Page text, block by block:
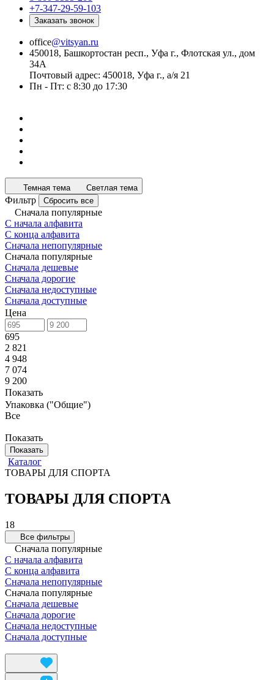
+7-347-29-59-103
Заказать звонок
office@vitsyan.ru
450018, Башкортостан респ., Уфа г., Флотская ул., дом
34А
Почтовый адрес: 450018, Уфа г., а/я 21
Пн - Пт: с 8:30 до 17:30
Темная тема Светлая тема
Фильтр Сбросить все
Сначала популярные
С начала алфавита
С конца алфавита
Сначала непопулярные
Сначала популярные
Сначала дешевые
Сначала дорогие
Сначала недоступные
Сначала доступные
Цена
695
2 821
4 948
7 074
9 200
Показать
Упаковка ("Общие")
Все
Показать
Показать
Каталог
ТОВАРЫ ДЛЯ СПОРТА
ТОВАРЫ ДЛЯ СПОРТА
18
Все фильтры
Сначала популярные
С начала алфавита
С конца алфавита
Сначала непопулярные
Сначала популярные
Сначала дешевые
Сначала дорогие
Сначала недоступные
Сначала доступные